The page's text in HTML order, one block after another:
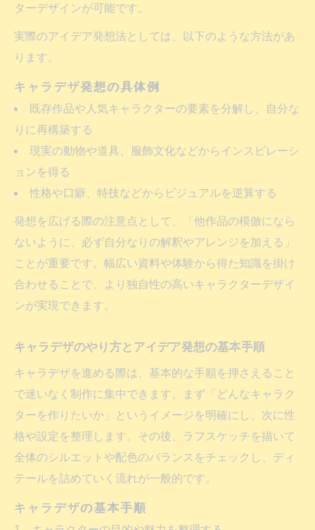
キャラデザメーカー活用でアイデアを形に
する方法
キャラクターデザインを深める考え方を解説
キャラクターデザインを深める発想のポイ
ント
キャラデザノウハウで考える構想の練り方
キャラクターデザイン要素を分析する視点
とは
キャラデザ考え方でデザインの幅を広げる
方法
キャラクターデザインを深めるための実践
例
オリジナルキャラを生む設定づくりのコツとは
キャラクターデザインで設定を深めるコツ
キャラデザノウハウで活きる設定づくりの
キャラクターデザイン要素と設定の関係性
キャラクターデザイン初心者でもできる設
ターデザインが可能です。
実際のアイデア発想法としては、以下のような方法があ
ります。
キャラデザ発想の具体例
既存作品や人気キャラクターの要素を分解し、自分な
りに再構築する
現実の動物や道具、服飾文化などからインスピレーシ
ョンを得る
性格や口癖、特技などからビジュアルを逆算する
発想を広げる際の注意点として、「他作品の模倣になら
ないように、必ず自分なりの解釈やアレンジを加える」
ことが重要です。幅広い資料や体験から得た知識を掛け
合わせることで、より独自性の高いキャラクターデザイ
ンが実現できます。
キャラデザのやり方とアイデア発想の基本手順
キャラデザを進める際は、基本的な手順を押さえること
で迷いなく制作に集中できます。まず「どんなキャラク
ターを作りたいか」というイメージを明確にし、次に性
格や設定を整理します。その後、ラフスケッチを描いて
全体のシルエットや配色のバランスをチェックし、ディ
テールを詰めていく流れが一般的です。
キャラデザの基本手順